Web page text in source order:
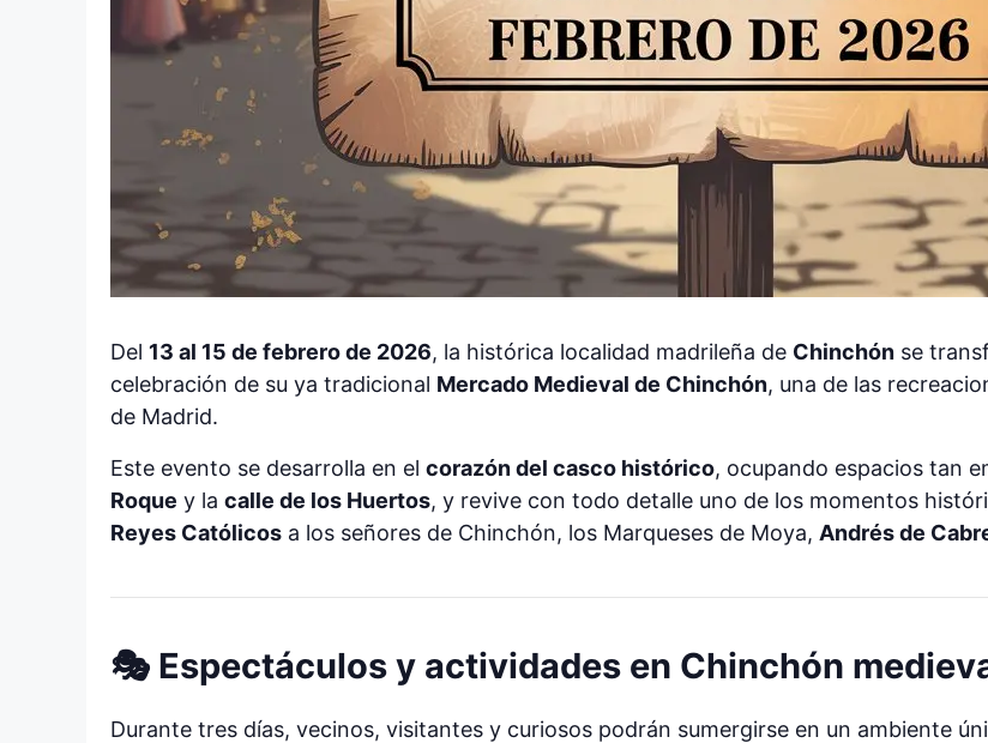
Del 13 al 15 de febrero de 2026, la histórica localidad madrileña de Chinchón se
celebración de su ya tradicional Mercado Medieval de Chinchón, una de las
de Madrid.
Este evento se desarrolla en el corazón del casco histórico, ocupando espacios tan
Roque y la calle de los Huertos, y revive con todo detalle uno de los momentos
Reyes Católicos a los señores de Chinchón, los Marqueses de Moya, Andrés de
🎭 Espectáculos y actividades en Chinchón
Durante tres días, vecinos, visitantes y curiosos podrán sumergirse en un ambiente